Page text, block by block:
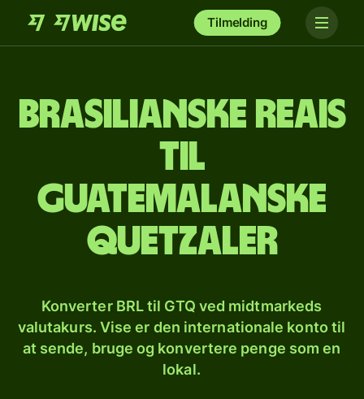
Tilmelding
Brasilianske reais
til
guatemalanske
quetzaler
Konverter BRL til GTQ ved midtmarkeds
valutakurs. Vise er den internationale konto til
at sende, bruge og konvertere penge som en
lokal.